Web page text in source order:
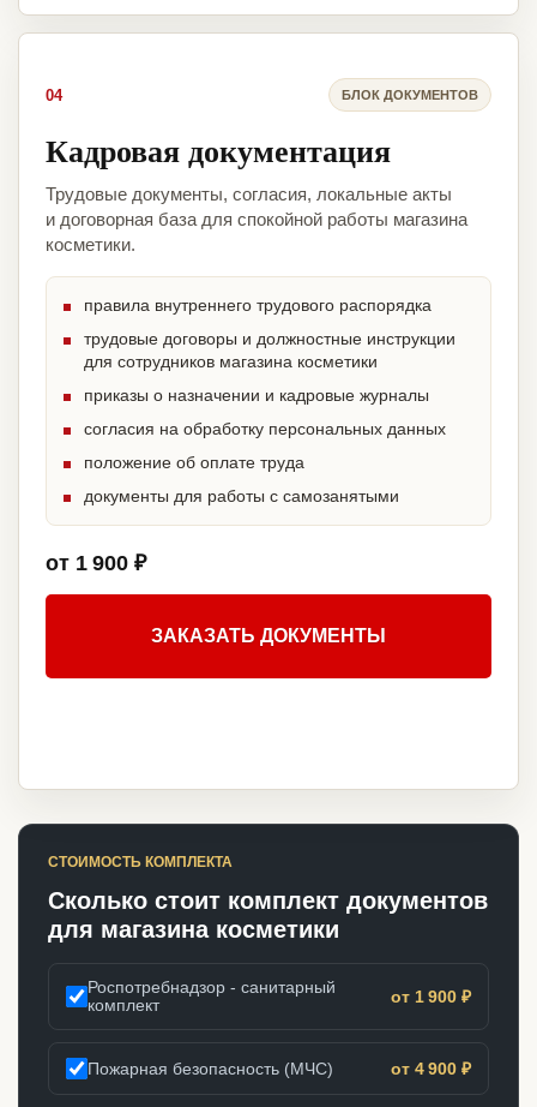
04 БЛОК ДОКУМЕНТОВ
Кадровая документация
Трудовые документы, согласия, локальные акты
и договорная база для спокойной работы магазина
косметики.
правила внутреннего трудового распорядка
трудовые договоры и должностные инструкции
для сотрудников магазина косметики
приказы о назначении и кадровые журналы
согласия на обработку персональных данных
положение об оплате труда
документы для работы с самозанятыми
от 1 900 ₽
ЗАКАЗАТЬ ДОКУМЕНТЫ
СТОИМОСТЬ КОМПЛЕКТА
Сколько стоит комплект документов
для магазина косметики
Роспотребнадзор - санитарный
комплект
от 1 900 ₽
Пожарная безопасность (МЧС) от 4 900 ₽